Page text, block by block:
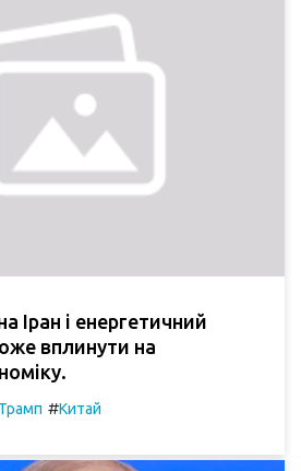
Іран і енергетичний
вплинути на
#Китай